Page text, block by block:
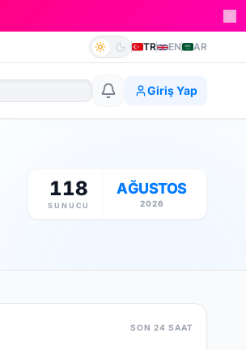
TR EN AR
Giriş Yap
118
SUNUCU
AĞUSTOS
2026
SON 24 SAAT